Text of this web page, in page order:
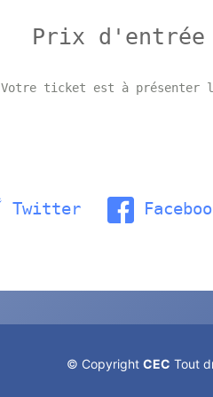
Prix
Votre ticket est à présenter
Twitter
© Copyright CEC Tout